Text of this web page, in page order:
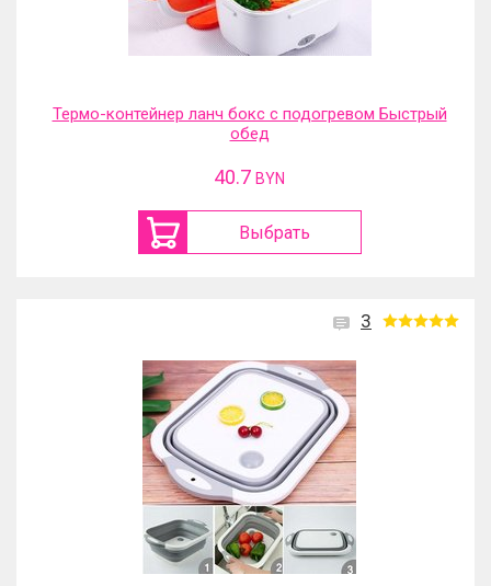
Термо-контейнер ланч бокс с подогревом Быстрый
обед
40.7 BYN
Выбрать
3